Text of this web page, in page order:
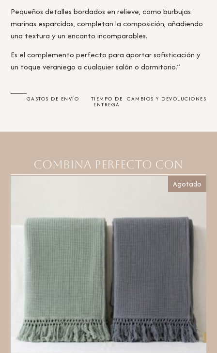
Pequeños detalles bordados en relieve, como burbujas
marinas esparcidas, completan la composición, añadiendo
una textura y un encanto incomparables.
Es el complemento perfecto para aportar sofisticación y
un toque veraniego a cualquier salón o dormitorio.”
GASTOS DE ENVÍO TIEMPO DE
ENTREGA
CAMBIOS Y DEVOLUCIONES
Combina perfecto con
Agotado